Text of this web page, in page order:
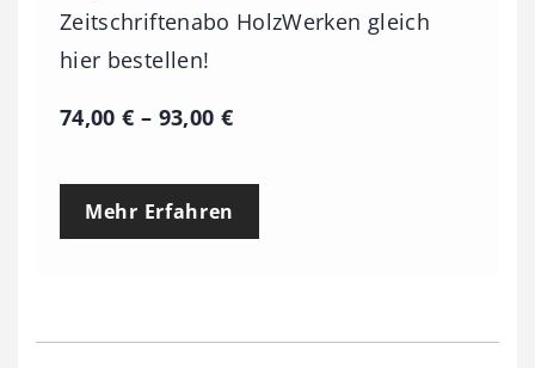
Zeitschriftenabo HolzWerken gleich
hier bestellen!
74,00€ – 93,00 €P
e
p
Mehr Erfahren